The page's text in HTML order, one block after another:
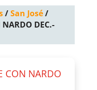
/San José/
NARDO DEC.-
CON NARDO